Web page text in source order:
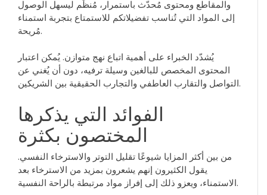
والمقاطع ومحتوى مُحدّث باستمرار، مُنظّم ليسهل الوصول
إلى المواد التي تُناسب تفضيلاتكم للاستمتاع بتجربة استمناء
مُريحة.
يُشدّد الخبراء على أهمية اتباع نهج متوازن. يُمكن اعتبار
المحتوى المخصص للبالغين وسيلة ترفيه، دون أن يُغني عن
التواصل والتقارب العاطفي والتجارب الحقيقية بين الشريكين.
الفوائد التي يذكرها
المختصون بكثرة
من بين أكثر المزايا شيوعًا تقليل التوتر والاسترخاء النفسي.
يقول الكثيرون إنهم يشعرون بمزيد من الاسترخاء بعد
الاستمناء، ويعزو ذلك إلى إفراز مواد مرتبطة بالراحة النفسية.